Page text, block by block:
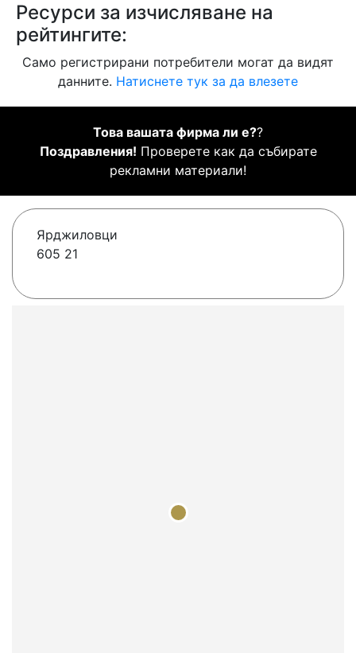
Ресурси за изчисляване на
рейтингите:
Само регистрирани потребители могат да видят
данните. Натиснете тук за да влезете
Това вашата фирма ли е??
Поздравления! Проверете как да събирате
рекламни материали!
Ярджиловци
605 21